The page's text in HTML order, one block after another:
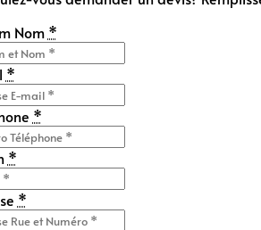
Nom *
*
*
*
*